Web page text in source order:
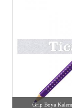
Grip Boya